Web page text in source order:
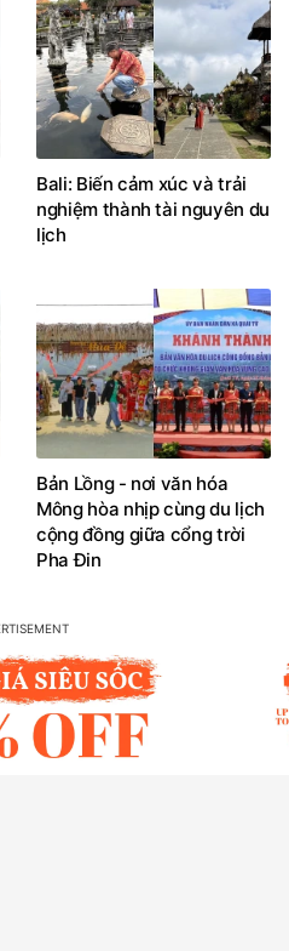
Bali: Biến cảm xúc và trải
nghiệm thành tài nguyên du
lịch
Bản Lồng - nơi văn hóa
Mông hòa nhịp cùng du lịch
cộng đồng giữa cổng trời
Pha Đin